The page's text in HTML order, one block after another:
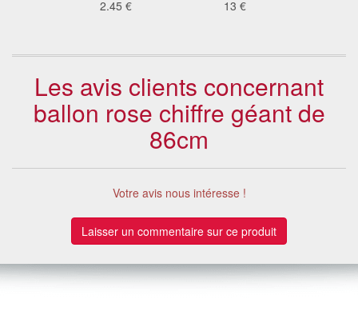
2.45 € 13 €
Les avis clients concernant
ballon rose chiffre géant de
86cm
Votre avis nous intéresse !
Laisser un commentaire sur ce produit